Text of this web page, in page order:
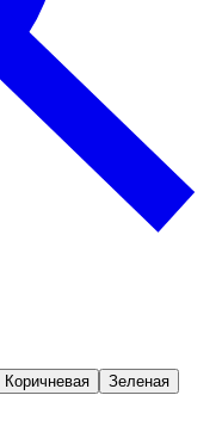
Коричневая Зеленая